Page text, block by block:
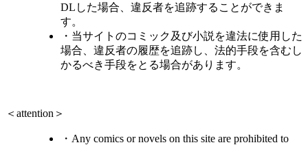
DLした場合、違反者を追跡することができま
す。
・当サイトのコミック及び小説を違法に使用した
場合、違反者の履歴を追跡し、法的手段を含むし
かるべき手段をとる場合があります。
＜attention＞
・Any comics or novels on this site are prohibited to